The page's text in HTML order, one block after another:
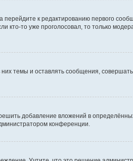
к редактированию первого
кто-то уже проголосовал, то только
темы и оставлять сообщения,
добавление вложений в
конференции.